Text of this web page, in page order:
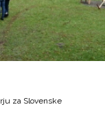
za Slovenske